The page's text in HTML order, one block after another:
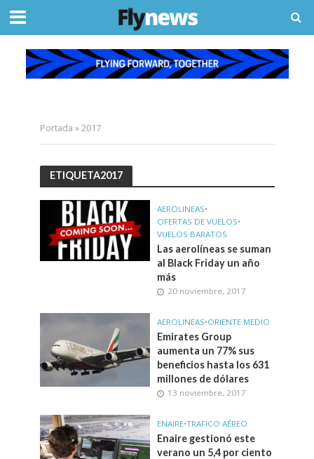
Portada »2017
ETIQUETA2017
AEROLINEAS•
OFERTAS DE VUELOS•
VUELOS BARATOS
Las aerolíneas se suman
al Black Friday un año
más
20 noviembre, 2017
AEROLINEAS•ORIENTE MEDIO
Emirates Group
aumenta un 77% sus
beneficios hasta los 631
millones de dólares
13 noviembre, 2017
ENAIRE•TRAFICO AÉREO
Enaire gestionó este
verano un 5,4 por ciento